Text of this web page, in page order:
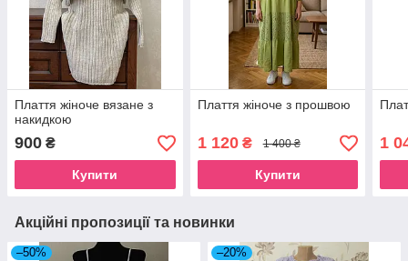
Плаття жіноче вязане з
накидкою
900 ₴
Купити
Плаття жіноче з прошвою
1 120₴ 1 400 ₴
Купити
1
Акційні пропозиції та новинки
–50% –20%